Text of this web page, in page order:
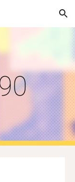
Skip to navigation